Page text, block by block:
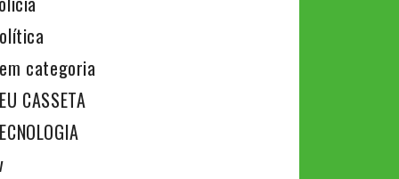
categoria
CASSETA